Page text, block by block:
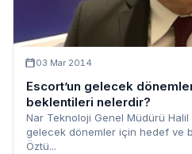
03 Mar 2014
Escort’un gelecek
beklentileri nelerdir?
Nar Teknoloji Genel Müdürü Halil
gelecek dönemler için hedef ve
Öztü...